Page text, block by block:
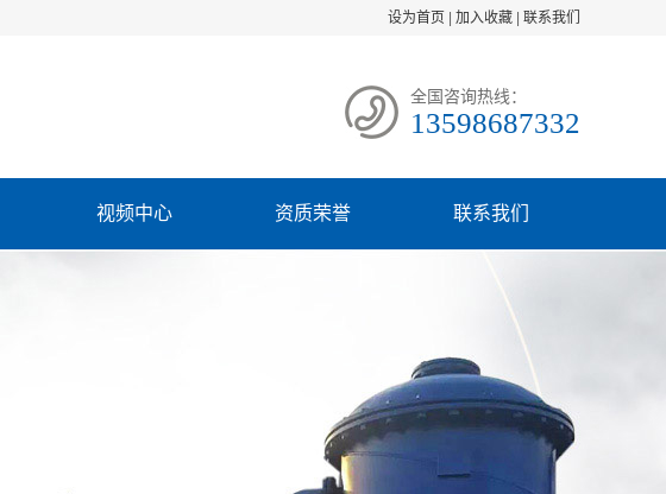
设为首页 加入收藏 联系我们
全国咨询热线：
13598687332
视频中心 资质荣誉 联系我们